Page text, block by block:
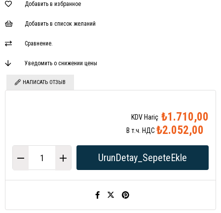
Добавить в избранное
Добавить в список желаний
Сравнение.
Уведомить о снижении цены
НАПИСАТЬ ОТЗЫВ
₺1.710,00
В т.ч. НДС ₺2.052,00